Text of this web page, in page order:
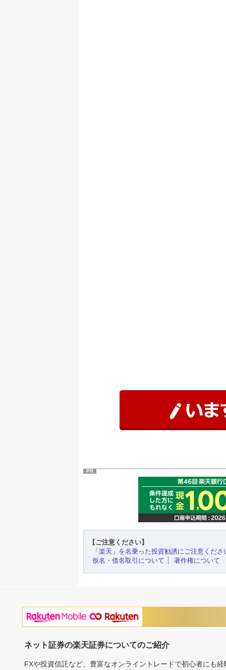
PR
【ご注意ください】
「楽天」を名乗った投資勧誘にご注意くださ
仮名・借名取引について
著作権について
ネット証券の楽天証券についてのご紹介
FXや投資信託など、豊富なオンライントレードで初心者にも